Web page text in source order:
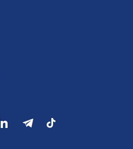
LinkedIn TelegramTiktok